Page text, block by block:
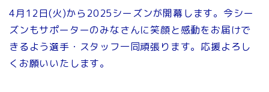
4月12日(火)から2025シーズンが開幕します。今シー
ズンもサポーターのみなさんに笑顔と感動をお届けで
きるよう選手・スタッフ一同頑張ります。応援よろし
くお願いいたします。